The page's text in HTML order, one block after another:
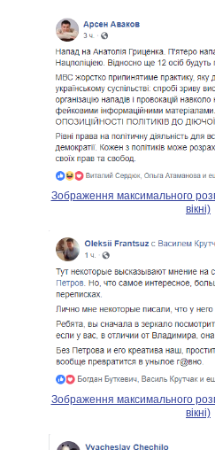
Зображення максимального
вікні)
Зображення максимального
вікні)